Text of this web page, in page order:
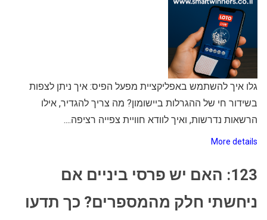
גלו איך להשתמש באפליקציית מפעל הפיס: איך ניתן לצפות
בשידור חי של ההגרלות ביישומון? מה צריך להגדיר, אילו
הרשאות נדרשות, ואיך לוודא חוויית צפייה רציפה....
More details
123: האם יש פרסי ביניים אם
ניחשתי חלק מהמספרים? כך תדעו